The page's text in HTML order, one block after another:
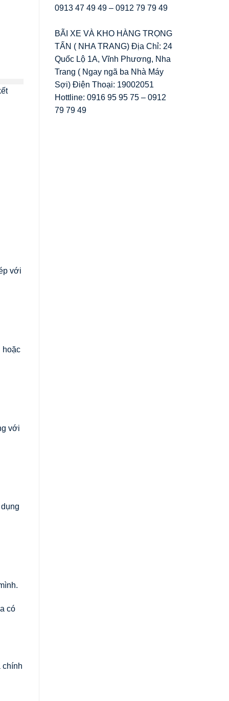
với
hoặc
với
có
chính
0913 47 49 49 – 0912 79 79 49
BÃI XE VÀ KHO HÀNG TRỌNG
TẤN ( NHA TRANG) Địa Chỉ: 24
Quốc Lộ 1A, Vĩnh Phương, Nha
Trang ( Ngay ngã ba Nhà Máy
Sợi) Điện Thoại: 19002051
Hottline: 0916 95 95 75 – 0912
79 79 49